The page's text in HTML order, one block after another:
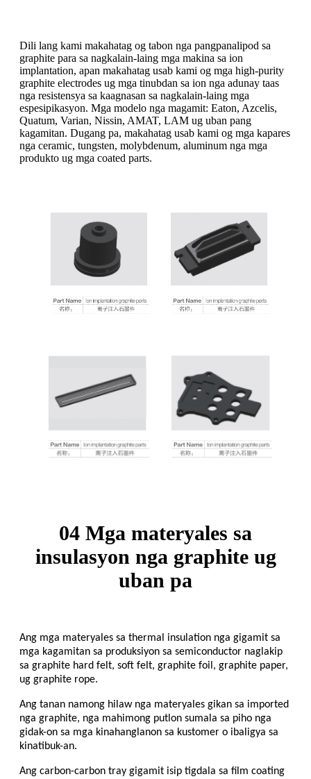
Dili lang kami makahatag og tabon nga pangpanalipod sa
graphite para sa nagkalain-laing mga makina sa ion
implantation, apan makahatag usab kami og mga high-purity
graphite electrodes ug mga tinubdan sa ion nga adunay taas
nga resistensya sa kaagnasan sa nagkalain-laing mga
espesipikasyon. Mga modelo nga magamit: Eaton, Azcelis,
Quatum, Varian, Nissin, AMAT, LAM ug uban pang
kagamitan. Dugang pa, makahatag usab kami og mga kapares
nga ceramic, tungsten, molybdenum, aluminum nga mga
produkto ug mga coated parts.
04 Mga materyales sa
insulasyon nga graphite ug
uban pa
Ang mga materyales sa thermal insulation nga gigamit sa
mga kagamitan sa produksiyon sa semiconductor naglakip
sa graphite hard felt, soft felt, graphite foil, graphite paper,
ug graphite rope.
Ang tanan namong hilaw nga materyales gikan sa imported
nga graphite, nga mahimong putlon sumala sa piho nga
gidak-on sa mga kinahanglanon sa kustomer o ibaligya sa
kinatibuk-an.
Ang carbon-carbon tray gigamit isip tigdala sa film coating